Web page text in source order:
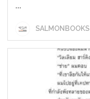
...
SALMONBOOKS